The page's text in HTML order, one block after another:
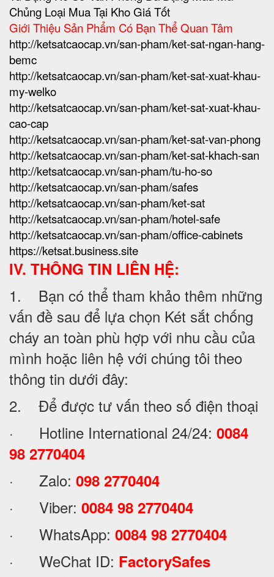
Chủng Loại Mua Tại Kho Giá Tốt
Giới Thiệu Sản Phẩm Có Bạn Thể Quan Tâm
http://ketsatcaocap.vn/san-pham/ket-sat-ngan-hang-
bemc
http://ketsatcaocap.vn/san-pham/ket-sat-xuat-khau-
my-welko
http://ketsatcaocap.vn/san-pham/ket-sat-xuat-khau-
cao-cap
http://ketsatcaocap.vn/san-pham/ket-sat-van-phong
http://ketsatcaocap.vn/san-pham/ket-sat-khach-san
http://ketsatcaocap.vn/san-pham/tu-ho-so
http://ketsatcaocap.vn/san-pham/safes
http://ketsatcaocap.vn/san-pham/ket-sat
http://ketsatcaocap.vn/san-pham/hotel-safe
http://ketsatcaocap.vn/san-pham/office-cabinets
https://ketsat.business.site
IV. THÔNG TIN LIÊN HỆ:
1. Bạn có thể tham khảo thêm những
vấn đề sau để lựa chọn Két sắt chống
cháy an toàn phù hợp với nhu cầu của
mình hoặc liên hệ với chúng tôi theo
thông tin dưới đây:
2. Để được tư vấn theo số điện thoại
· Hotline International 24/24: 0084
98 2770404
· Zalo: 098 2770404
· Viber: 0084 98 2770404
· WhatsApp: 0084 98 2770404
· WeChat ID: FactorySafes